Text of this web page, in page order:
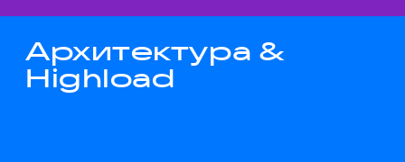
Архитектура &
Highload